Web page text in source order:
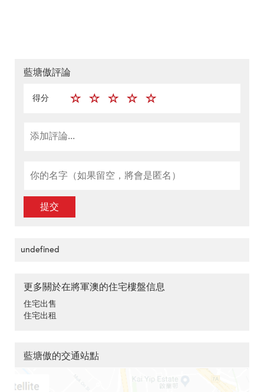
藍塘傲評論
得分
提交
undefined
更多關於在將軍澳的住宅樓盤信息
住宅出售
住宅出租
藍塘傲的交通站點